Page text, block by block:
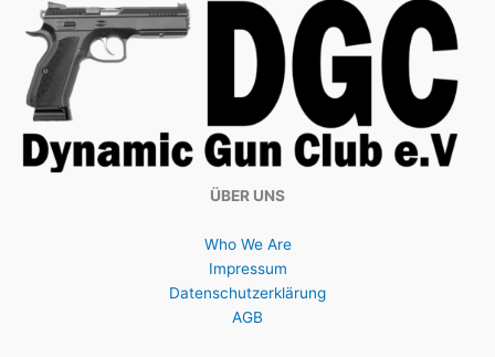
ÜBER UNS
Who We Are
Impressum
Datenschutzerklärung
AGB